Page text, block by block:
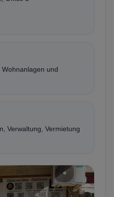
und
Verwaltung, Vermietung